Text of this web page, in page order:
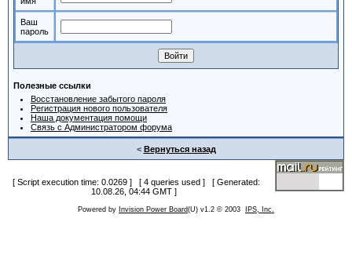
Ваш
пароль
Полезные ссылки
Восстановление забытого пароля
Регистрация нового пользователя
Наша документация помощи
Связь с Администратором форума
< Вернуться назад
[ Script execution time: 0.0269 ] [ 4 queries used ] [ Generated:
10.08.26, 04:44 GMT ]
Powered by Invision Power Board(U) v1.2 © 2003 IPS, Inc.